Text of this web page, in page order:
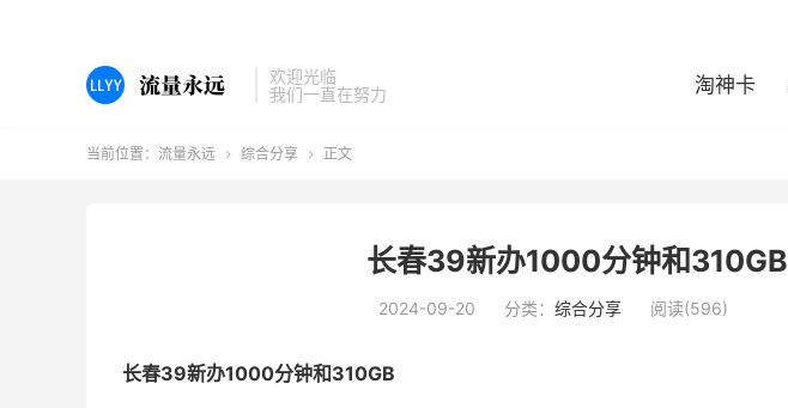
欢迎光临
我们一直在努力
淘神卡
当前位置： 流量永远  综合分享  正文
长春39新办1000分钟和310GB
2024-09-20 分类： 综合分享 阅读(596)
长春39新办1000分钟和310GB